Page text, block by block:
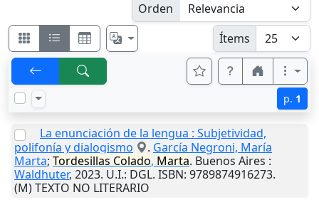
Orden
Ítems
p. 1
La enunciación de la lengua : Subjetividad,
polifonía y dialogismo
. García Negroni, María
Marta; Tordesillas Colado, Marta. Buenos Aires :
Waldhuter, 2023. U.I.: DGL. ISBN: 9789874916273.
(M) TEXTO NO LITERARIO